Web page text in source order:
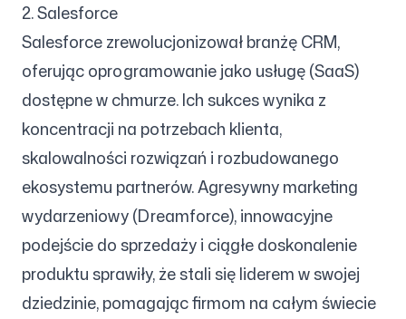
2. Salesforce
Salesforce zrewolucjonizował branżę CRM,
oferując oprogramowanie jako usługę (SaaS)
dostępne w chmurze. Ich sukces wynika z
koncentracji na potrzebach klienta,
skalowalności rozwiązań i rozbudowanego
ekosystemu partnerów. Agresywny marketing
wydarzeniowy (Dreamforce), innowacyjne
podejście do sprzedaży i ciągłe doskonalenie
produktu sprawiły, że stali się liderem w swojej
dziedzinie, pomagając firmom na całym świecie